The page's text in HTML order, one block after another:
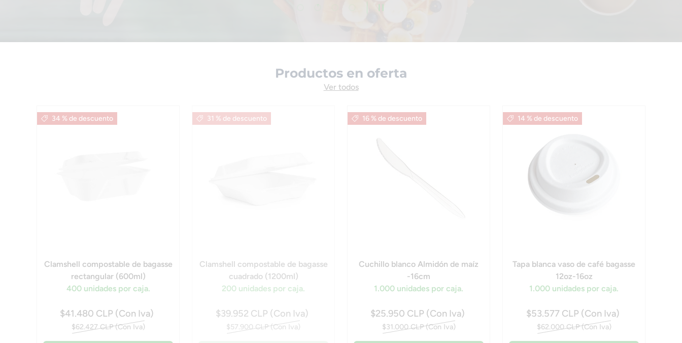
Cargar diapositiva 1 de 4
Cargar diapositiva 2 de 4
Cargar diapositiva 3 de 4
Cargar diapositiva 4 de 4
Pausar presentación de diapositivas
Productos en oferta
Ver todos
34 % de descuento
Clamshell compostable de bagasse
rectangular (600ml)
400 unidades por caja.
$41.480 CLP (Con Iva)
$62.427 CLP (Con Iva)
31 % de descuento
Clamshell compostable de bagasse
cuadrado (1200ml)
200 unidades por caja.
$39.952 CLP (Con Iva)
$57.900 CLP (Con Iva)
16 % de descuento
Cuchillo blanco Almidón de maíz
-16cm
1.000 unidades por caja.
$25.950 CLP (Con Iva)
$31.000 CLP (Con Iva)
14 % de descuento
Tapa blanca vaso de café bagasse
12oz-16oz
1.000 unidades por caja.
$53.577 CLP (Con Iva)
$62.000 CLP (Con Iva)